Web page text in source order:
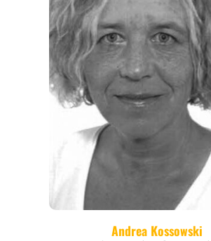
REISEFÜHRER
REISEMAGAZINE
ANGEBOTE